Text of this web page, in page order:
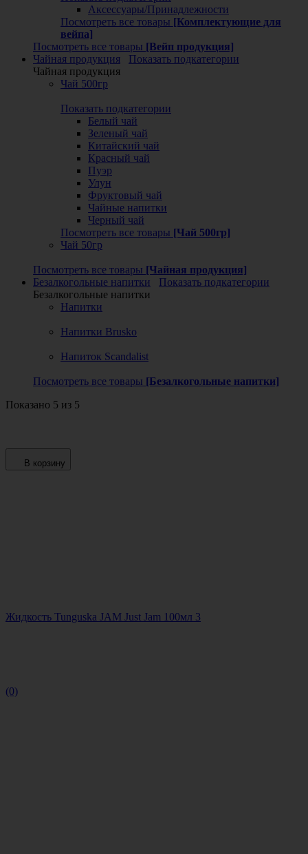
Аксессуары/Принадлежности
Посмотреть все товары [Комплектующие для
вейпа]
Посмотреть все товары [Вейп продукция]
Чайная продукция
Показать подкатегории
Чайная продукция
Чай 500гр
Показать подкатегории
Белый чай
Зеленый чай
Китайский чай
Красный чай
Пуэр
Улун
Фруктовый чай
Чайные напитки
Черный чай
Посмотреть все товары [Чай 500гр]
Чай 50гр
Посмотреть все товары [Чайная продукция]
Безалкогольные напитки
Показать подкатегории
Безалкогольные напитки
Напитки
Напитки Brusko
Напиток Scandalist
Посмотреть все товары [Безалкогольные напитки]
Показано 5 из 5
В корзину
Жидкость Tunguska JAM Just Jam 100мл 3
(0)